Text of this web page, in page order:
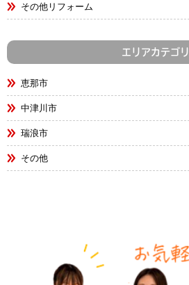
その他リフォーム
エリアカテゴリ
恵那市
中津川市
瑞浪市
その他